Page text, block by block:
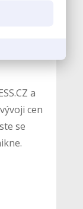
a
cen
se